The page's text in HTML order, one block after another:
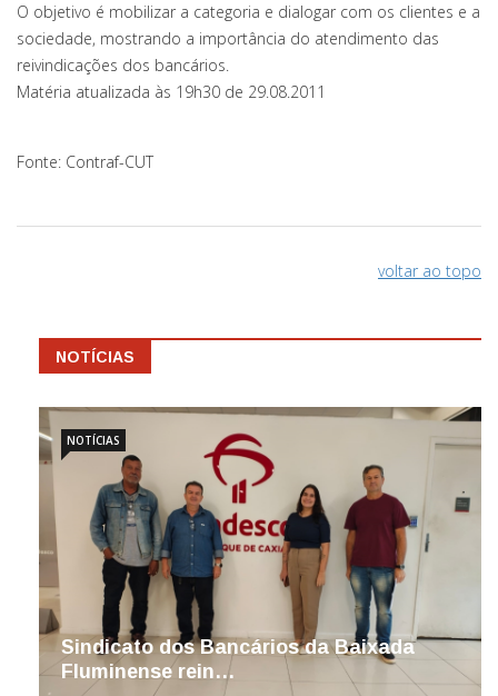
O objetivo é mobilizar a categoria e dialogar com os clientes e a
sociedade, mostrando a importância do atendimento das
reivindicações dos bancários.
Matéria atualizada às 19h30 de 29.08.2011
Fonte: Contraf-CUT
voltar ao topo
NOTÍCIAS
Sindicato dos Bancários da Baixada
Fluminense rein…
NOTÍCIAS